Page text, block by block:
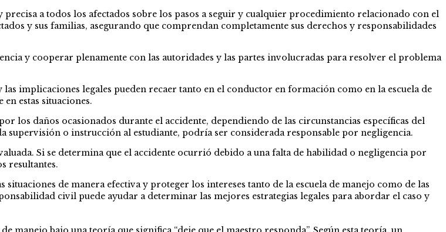
a todos los afectados sobre los pasos a seguir y cualquier procedimiento relacionado con el
y sus familias, asegurando que comprendan completamente sus derechos y responsabilidades
y cooperar plenamente con las autoridades y las partes involucradas para resolver el problema
implicaciones legales pueden recaer tanto en el conductor en formación como en la escuela de
estas situaciones.
los daños ocasionados durante el accidente, dependiendo de las circunstancias específicas del
supervisión o instrucción al estudiante, podría ser considerada responsable por negligencia.
Si se determina que el accidente ocurrió debido a una falta de habilidad o negligencia por
resultantes.
de manera efectiva y proteger los intereses tanto de la escuela de manejo como de las
civil puede ayudar a determinar las mejores estrategias legales para abordar el caso y